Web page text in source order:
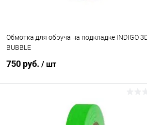
Обмотка для обруча на подкладке INDIGO
BUBBLE
750 руб. / шт
В корзину